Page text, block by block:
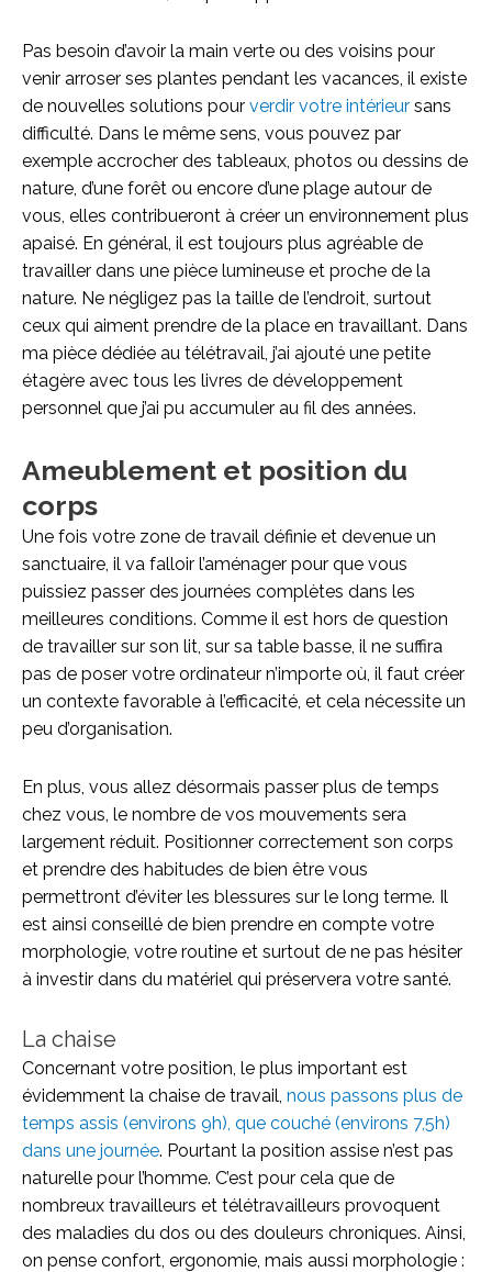
Pas besoin d’avoir la main verte ou des voisins pour
venir arroser ses plantes pendant les vacances, il existe
de nouvelles solutions pour verdir votre intérieur sans
difficulté. Dans le même sens, vous pouvez par
exemple accrocher des tableaux, photos ou dessins de
nature, d’une forêt ou encore d’une plage autour de
vous, elles contribueront à créer un environnement plus
apaisé. En général, il est toujours plus agréable de
travailler dans une pièce lumineuse et proche de la
nature. Ne négligez pas la taille de l’endroit, surtout
ceux qui aiment prendre de la place en travaillant. Dans
ma pièce dédiée au télétravail, j’ai ajouté une petite
étagère avec tous les livres de développement
personnel que j’ai pu accumuler au fil des années.
Ameublement et position du
corps
Une fois votre zone de travail définie et devenue un
sanctuaire, il va falloir l’aménager pour que vous
puissiez passer des journées complètes dans les
meilleures conditions. Comme il est hors de question
de travailler sur son lit, sur sa table basse, il ne suffira
pas de poser votre ordinateur n’importe où, il faut créer
un contexte favorable à l’efficacité, et cela nécessite un
peu d’organisation.
En plus, vous allez désormais passer plus de temps
chez vous, le nombre de vos mouvements sera
largement réduit. Positionner correctement son corps
et prendre des habitudes de bien être vous
permettront d’éviter les blessures sur le long terme. Il
est ainsi conseillé de bien prendre en compte votre
morphologie, votre routine et surtout de ne pas hésiter
à investir dans du matériel qui préservera votre santé.
La chaise
Concernant votre position, le plus important est
évidemment la chaise de travail, nous passons plus de
temps assis (environs 9h), que couché (environs 7,5h)
dans une journée. Pourtant la position assise n’est pas
naturelle pour l’homme. C’est pour cela que de
nombreux travailleurs et télétravailleurs provoquent
des maladies du dos ou des douleurs chroniques. Ainsi,
on pense confort, ergonomie, mais aussi morphologie :